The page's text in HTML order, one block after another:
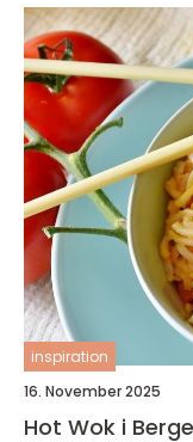
inspiration
16. November 2025
Hot Wok i